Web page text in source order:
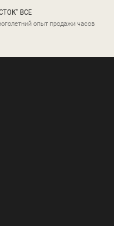
ВСЕ
опыт продажи часов